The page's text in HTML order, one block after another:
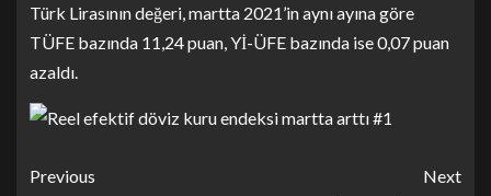
Türk Lirasının değeri, martta 2021’in aynı ayına göre
TÜFE bazında 11,24 puan, Yİ-ÜFE bazında ise 0,07 puan
azaldı.
Previous
Next